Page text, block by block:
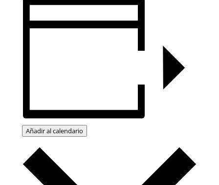
Añadir al calendario